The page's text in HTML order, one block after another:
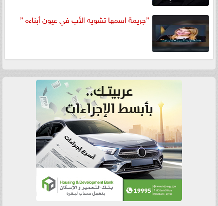
”جريمة اسمها تشويه الأب في عيون أبناءه ”